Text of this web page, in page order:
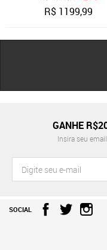
R$ 1199,99
GANHE
Insira seu
SOCIAL